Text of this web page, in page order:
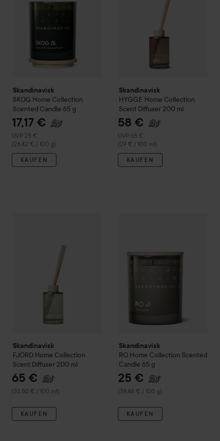
Skandinavisk
SKOG Home Collection
Scented Candle 65 g
17,17 €
UVP 25 €
Empfohlener Preis 25 €
(26,42 € / 100 g)
KAUFEN
Skandinavisk
HYGGE Home Collection
Scent Diffuser 200 ml
58 €
UVP 65 €
Empfohlener Preis 65 €
(29 € / 100 ml)
KAUFEN
Skandinavisk
FJORD Home Collection
Scent Diffuser 200 ml
65 €
(32,50 € / 100 ml)
KAUFEN
Skandinavisk
RO Home Collection Scented
Candle 65 g
25 €
(38,46 € / 100 g)
KAUFEN